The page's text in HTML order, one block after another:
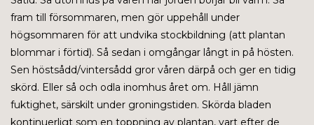
fram till försommaren, men gör uppehåll under
högsommaren för att undvika stockbildning (att plantan
blommar i förtid). Så sedan i omgångar långt in på hösten.
Sen höstsådd/vintersådd gror våren därpå och ger en tidig
skörd. Eller så och odla inomhus året om. Håll jämn
fuktighet, särskilt under groningstiden. Skörda bladen
kontinuerligt som en toppning av plantan, vart efter de